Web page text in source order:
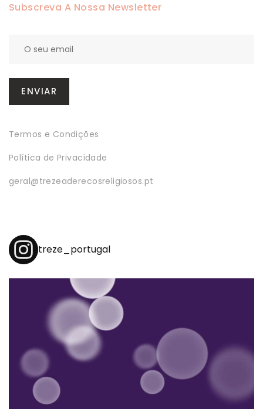
Subscreva A Nossa Newsletter
Termos e Condições
Política de Privacidade
geral@trezeaderecosreligiosos.pt
treze_portugal